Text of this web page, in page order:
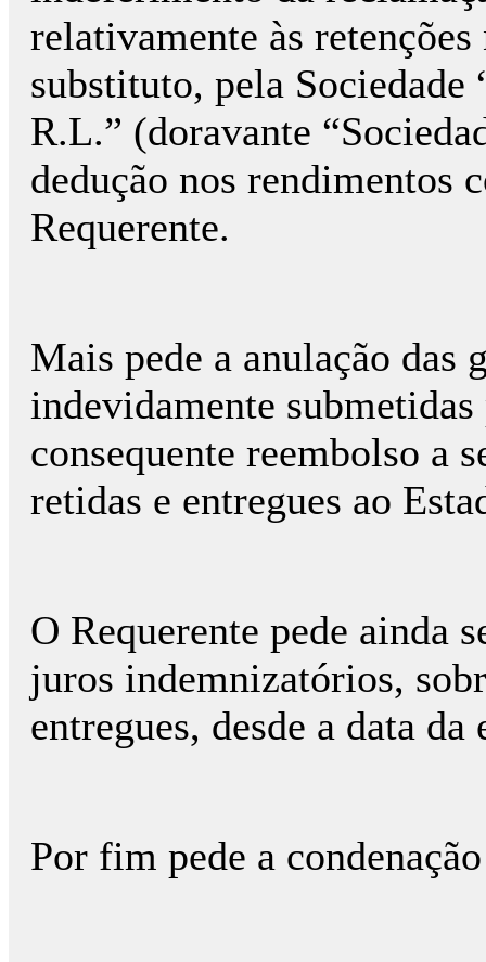
relativamente às
substituto, pela
R.L.” (doravante
dedução nos rendimentos
Requerente.
Mais pede a anulação das
indevidamente
consequente reembolso a
retidas e entregues ao
O Requerente pede ainda
juros indemnizatórios,
entregues, desde a data
Por fim pede a